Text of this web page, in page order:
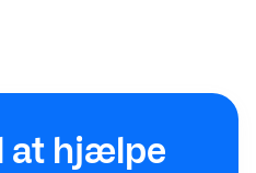
at hjælpe